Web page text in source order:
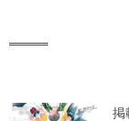
掲